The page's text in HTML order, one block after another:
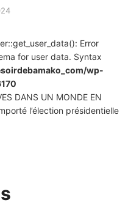
Error
for user data. Syntax
wp-
DANS UN MONDE EN
l’élection présidentielle